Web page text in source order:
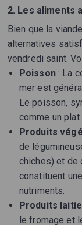
2. Les aliments
Bien que la
alternatives
vendredi saint.
Poisson: La
mer est
Le poisson,
comme un plat
Produits
de
chiches) et de
constituent
nutriments.
Produits
le fromage et